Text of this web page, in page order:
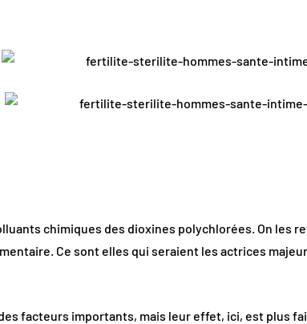
chimiques des dioxines polychlorées. On les
Ce sont elles qui seraient les actrices
facteurs importants, mais leur effet, ici, est plus